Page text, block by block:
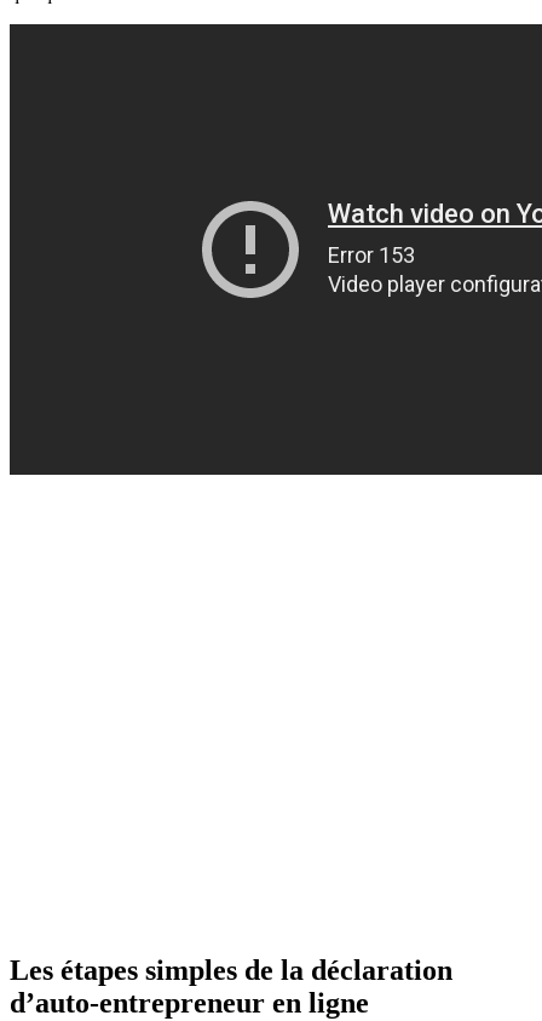
Les étapes simples de la déclaration
d’auto-entrepreneur en ligne